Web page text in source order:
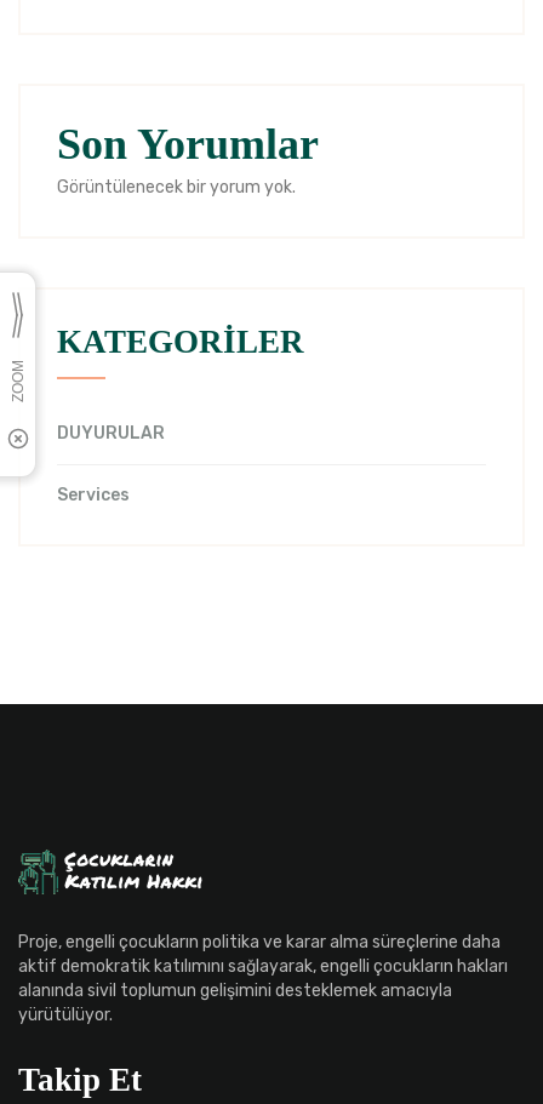
Son Yorumlar
Görüntülenecek bir yorum yok.
KATEGORİLER
DUYURULAR
Services
Proje, engelli çocukların politika ve karar alma süreçlerine daha
aktif demokratik katılımını sağlayarak, engelli çocukların hakları
alanında sivil toplumun gelişimini desteklemek amacıyla
yürütülüyor.
Takip Et